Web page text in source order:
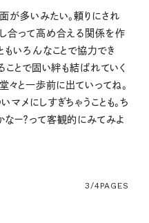
が多いみたい。頼りにされ
合って高め合える関係を作
もいろんなことで協力でき
ことで固い絆も結ばれていく
々と一歩前に出ていってね。
メにしすぎちゃうことも。ち
ー？って客観的にみてみよ
3/4PAGES